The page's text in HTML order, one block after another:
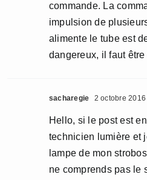
commande. La
impulsion de
alimente le tube est
dangereux, il faut
sacharegie 2 octobre
Hello, si le post est
technicien lumière et
lampe de mon
ne comprends pas le